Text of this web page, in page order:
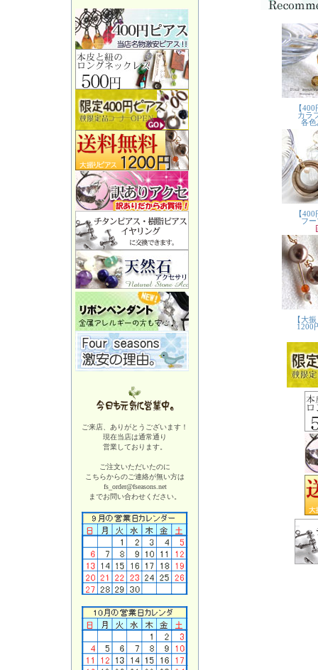
ご来店、ありがとうございます！
現在当店は通常通り
営業しております。
ご注文いただいたのに
こちらからのご連絡が無い方は
fs_order@fseasons.net
までお問い合わせください。